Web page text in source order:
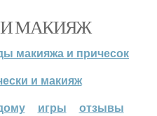
МАКИЯЖ
макияжа и причесок
и макияж
игры отзывы